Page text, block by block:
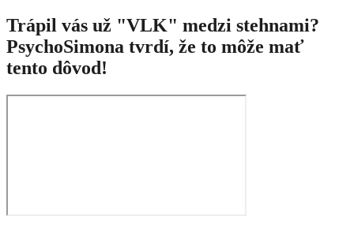
Trápil vás už "VLK" medzi stehnami?
PsychoSimona tvrdí, že to môže mať
tento dôvod!